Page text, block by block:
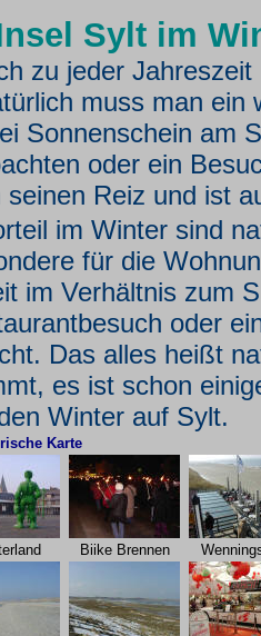
Sylt im
zu jeder
muss man ein
Sonnenschein am
oder ein
seinen Reiz und ist
im Winter sind
für die
im Verhältnis zum
oder
Das alles heißt
es ist schon
Winter auf Sylt.
Karte
Biike Brennen